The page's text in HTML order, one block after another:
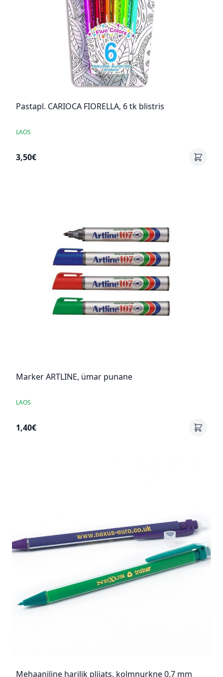
Pastapl. CARIOCA FIORELLA, 6 tk blistris
LAOS
3,50€
Marker ARTLINE, ümar punane
LAOS
1,40€
Mehaaniline harilik pliiats, kolmnurkne 0,7 mm